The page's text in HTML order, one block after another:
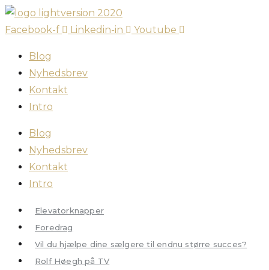
Skip
to
Facebook-f Linkedin-in Youtube
Blog
Nyhedsbrev
Kontakt
Intro
Blog
Nyhedsbrev
Kontakt
Intro
Elevatorknapper
Foredrag
Vil du hjælpe dine sælgere til endnu større succes?
Rolf Høegh på TV